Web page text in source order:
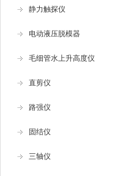
静力触探仪
电动液压脱模器
毛细管水上升高度仪
直剪仪
路强仪
固结仪
三轴仪